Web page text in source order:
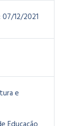
07/12/2021
e